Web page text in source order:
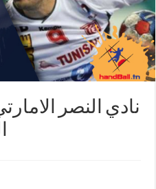
نادي النصر